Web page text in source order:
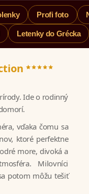
Profi foto
Letenky do Grécka
*****
Ide o rodinný
vďaka čomu sa
ktoré perfektne
more, divoká a
Milovníci
potom môžu tešiť